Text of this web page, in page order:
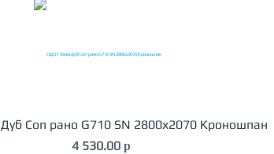
Сопрано G710 SN 2800х2070 Кроношпан
4 530.00 p